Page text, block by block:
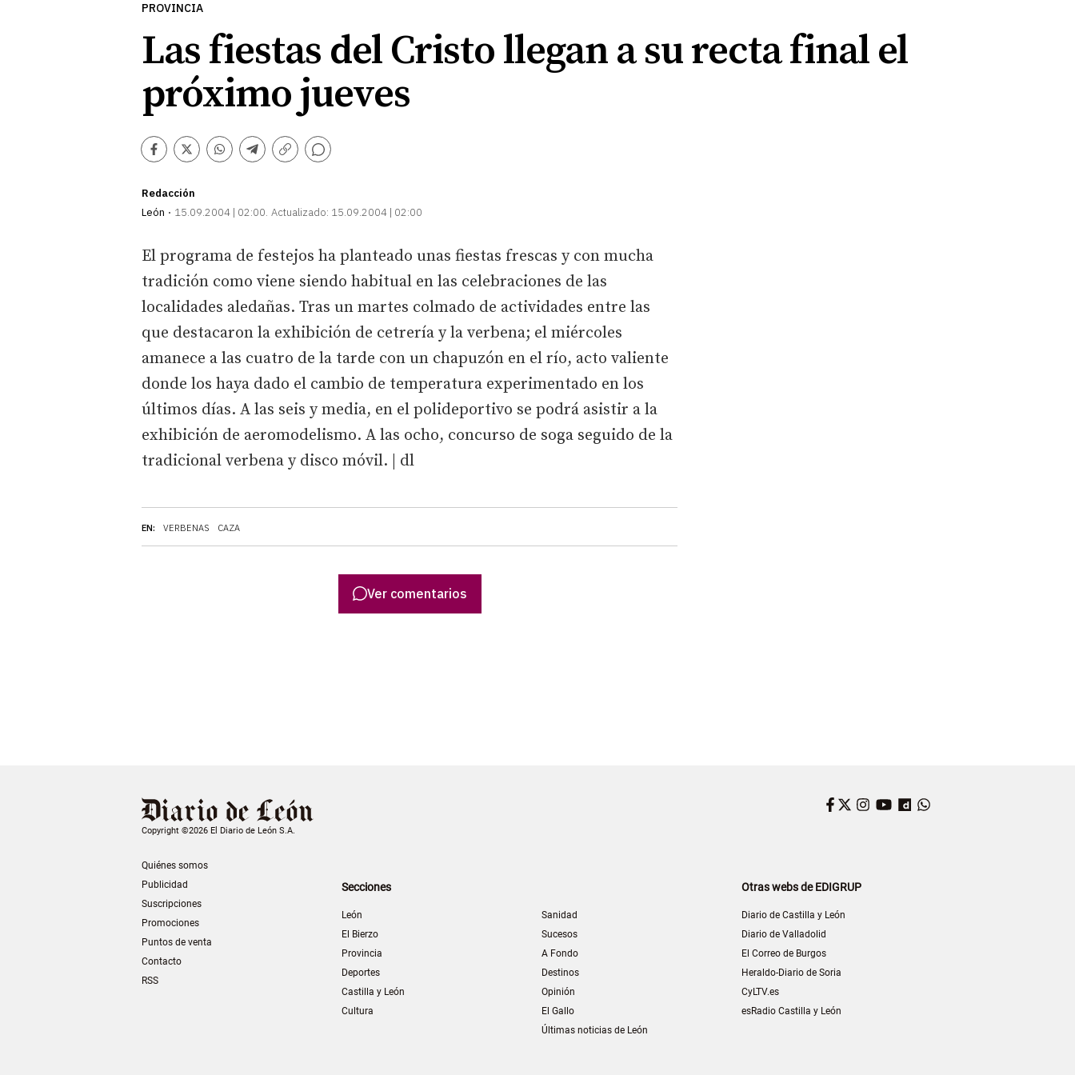
PROVINCIA
Las fiestas del Cristo llegan a su recta final el
próximo jueves
Facebook
TwitterWhatsapp
Telegram
Copiar
Comentarios
Redacción
León
15.09.2004 | 02:00 Actualizado: 15.09.2004 | 02:00
EN: VERBENAS CAZA
El programa de festejos ha planteado unas fiestas frescas y con mucha
tradición como viene siendo habitual en las celebraciones de las
localidades aledañas. Tras un martes colmado de actividades entre las
que destacaron la exhibición de cetrería y la verbena; el miércoles
amanece a las cuatro de la tarde con un chapuzón en el río, acto valiente
donde los haya dado el cambio de temperatura experimentado en los
últimos días. A las seis y media, en el polideportivo se podrá asistir a la
exhibición de aeromodelismo. A las ocho, concurso de soga seguido de la
tradicional verbena y disco móvil. | dl
Ver comentarios
Copyright ©2026 El Diario de León S.A.
Quiénes somos
Publicidad
Suscripciones
Promociones
Puntos de venta
Contacto
RSS
Facebook
Twitter
Instagram
YouTube
Dailymotion
Secciones
León
El Bierzo
Provincia
Deportes
Castilla y León
Cultura
Sanidad
Sucesos
A Fondo
Destinos
Opinión
El Gallo
Últimas noticias de León
Otras webs de EDIGRUP
Diario de Castilla y León
Diario de Valladolid
El Correo de Burgos
Heraldo-Diario de Soria
CyLTV.es
esRadio Castilla y León